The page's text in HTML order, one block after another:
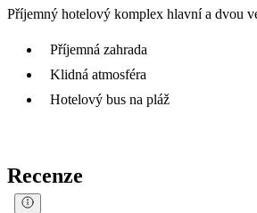
Příjemný hotelový komplex hlavní a dvou
Příjemná zahrada
Klidná atmosféra
Hotelový bus na pláž
Recenze